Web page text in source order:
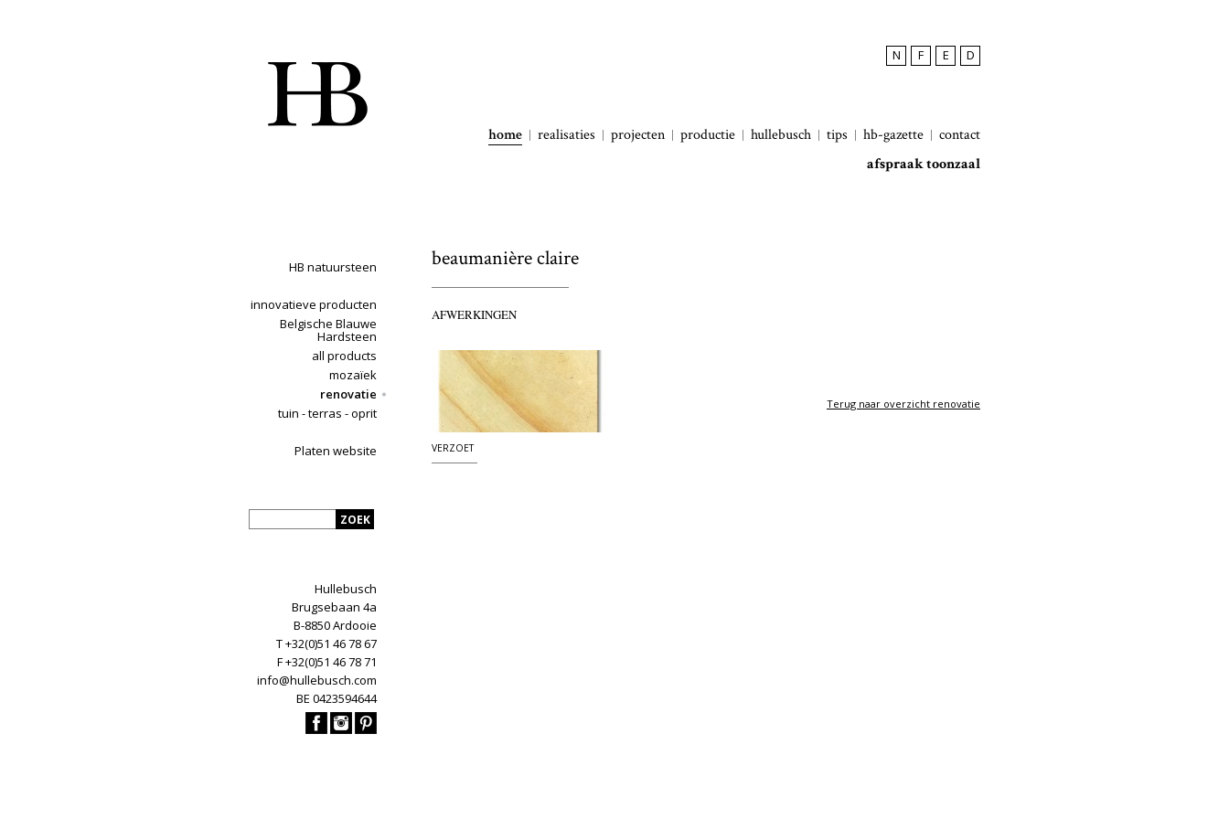
N F E D
home realisaties projecten productie hullebusch tips hb-gazette
contact
afspraak toonzaal
HB natuursteen
innovatieve producten
Belgische Blauwe
Hardsteen
all products
mozaïek
renovatie
tuin - terras - oprit
Platen website
Hullebusch
Brugsebaan 4a
B-8850 Ardooie
T +32(0)51 46 78 67
F +32(0)51 46 78 71
info@hullebusch.com
BE 0423594644
beaumanière claire
AFWERKINGEN
VERZOET
Terug naar overzicht renovatie